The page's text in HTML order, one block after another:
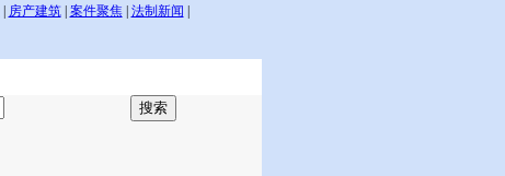
房产建筑 案件聚焦 法制新闻